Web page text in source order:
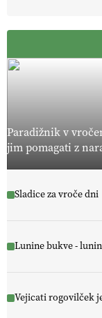
Paradižnik v
jim pomagati z
Sladice za vroče dni
Lunine bukve -
Vejicati rogovilček